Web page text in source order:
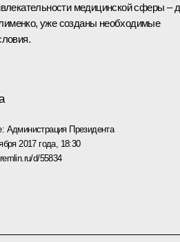
медицинской сферы –
уже созданы необходимые
Администрация Президента
2017 года, 18:30
d/55834